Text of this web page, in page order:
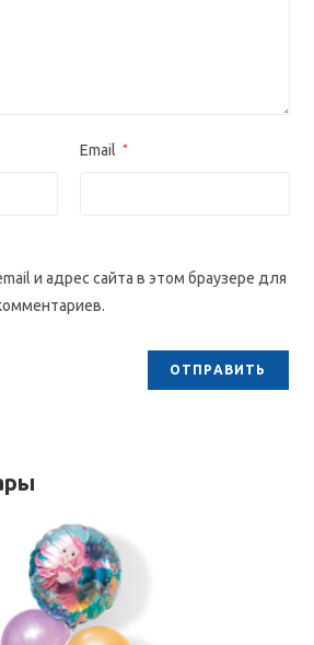
Email *
и адрес сайта в этом браузере для